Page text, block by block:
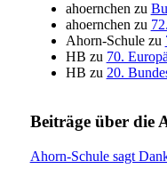
ahoernchenzu
ahoernchenzu
Ahorn-Schulezu
HB zu 70.
HB zu 20.
Beiträge über die
Ahorn-Schule sagt